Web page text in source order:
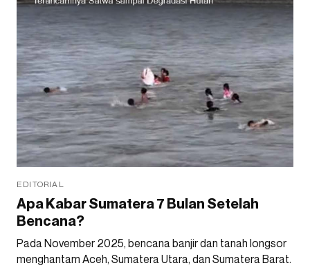
EDITORIAL
Apa Kabar Sumatera 7 Bulan Setelah
Bencana?
Pada November 2025, bencana banjir dan tanah longsor
menghantam Aceh, Sumatera Utara, dan Sumatera Barat.